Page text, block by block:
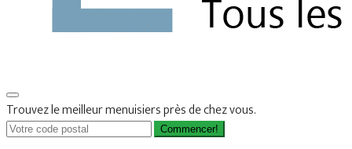
Trouvez le meilleur menuisiers près de chez vous.
Commencer!